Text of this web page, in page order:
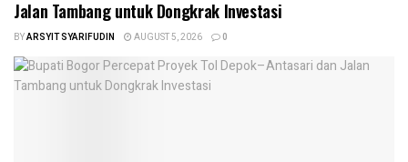
Jalan Tambang untuk Dongkrak Investasi
BYARSYIT SYARIFUDIN AUGUST 5, 2026 0